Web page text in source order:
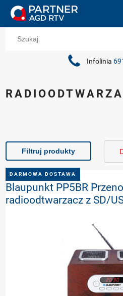
Infolinia
Filtruj produkty
Blaupunkt PP5BR
radioodtwarzacz z SD/
DARMOWA DOSTAWA